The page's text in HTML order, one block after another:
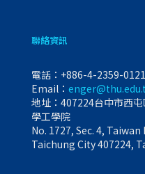
聯絡資訊
電話： +886-4-2359-
Email：
地址：407224台中市西
學工學院
No. 1727, Sec. 4,
Taichung City 407224,